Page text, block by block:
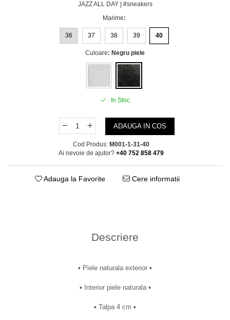
JAZZ ALL DAY | #sneakers
Marime:
36 37 38 39 40
Culoare: Negru piele
In Stoc
ADAUGA IN COS
Cod Produs: M001-1-31-40
Ai nevoie de ajutor? +40 752 858 479
Adauga la Favorite Cere informatii
Descriere
▪︎ Piele naturala exterior ▪︎
▪︎ Interior piele naturala ▪︎
▪︎ Talpa 4 cm ▪︎